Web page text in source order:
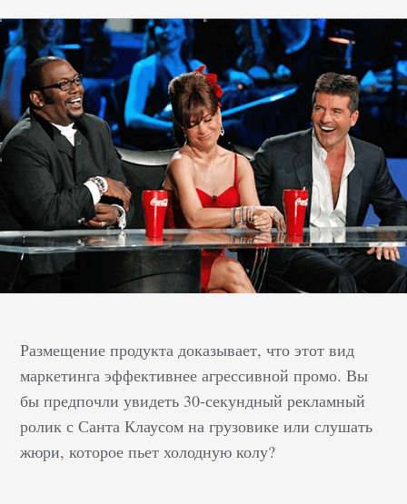
Размещение продукта доказывает, что этот вид
маркетинга эффективнее агрессивной промо. Вы
бы предпочли увидеть 30-секундный рекламный
ролик с Санта Клаусом на грузовике или слушать
жюри, которое пьет холодную колу?